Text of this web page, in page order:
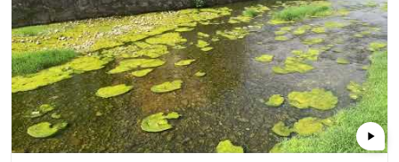
play_arrow